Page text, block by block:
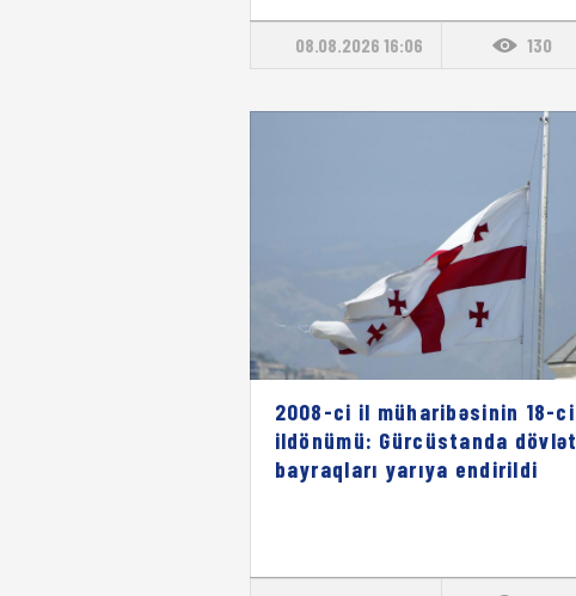
08.08.2026 16:06 130
2008-ci il müharibəsinin 18-ci
ildönümü: Gürcüstanda dövlət
bayraqları yarıya endirildi